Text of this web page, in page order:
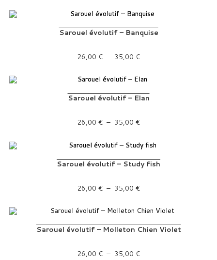
Sarouel évolutif – Banquise
26,00 € – 35,00 €Plage de prix : 26,00 € à 35,00 €
Sarouel évolutif – Elan
26,00 € – 35,00 €Plage de prix : 26,00 € à 35,00 €
Sarouel évolutif – Study fish
26,00 € – 35,00 €Plage de prix : 26,00 € à 35,00 €
Sarouel évolutif – Molleton Chien Violet
26,00 € – 35,00 €Plage de prix : 26,00 € à 35,00 €